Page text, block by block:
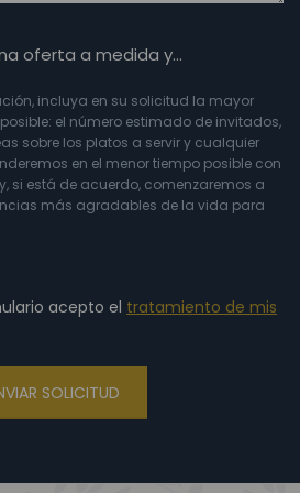
oferta a medida y…
incluya en su solicitud la mayor
el número estimado de invitados,
sobre los platos a servir y cualquier
en el menor tiempo posible con
si está de acuerdo, comenzaremos a
más agradables de la vida para
acepto el tratamiento de mis
SOLICITUD